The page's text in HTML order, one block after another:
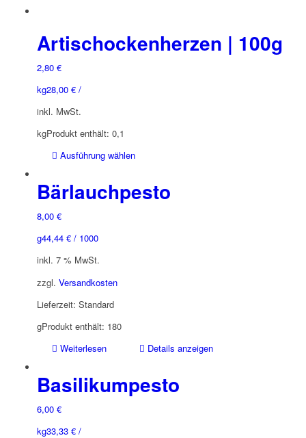
Artischockenherzen | 100g
2,80 €
28,00 €/
kg
inkl. MwSt.
Produkt enthält: 0,1
kg
Ausführung wählen
weist
mehrere
Bärlauchpesto
8,00 €
44,44 €/ 1000
g
inkl. 7 % MwSt.
zzgl. Versandkosten
Lieferzeit: Standard
Produkt enthält: 180
g
Weiterlesen
Details anzeigen
Basilikumpesto
6,00 €
33,33 €/
kg